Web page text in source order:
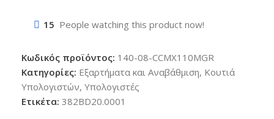
15 People watching this product now!
Κωδικός προϊόντος: 140-08-CCMX110MGR
Κατηγορίες: Εξαρτήματα και Αναβάθμιση, Κουτιά
Υπολογιστών, Υπολογιστές
Ετικέτα: 382BD20.0001